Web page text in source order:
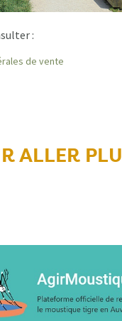
:
de vente
ALLER